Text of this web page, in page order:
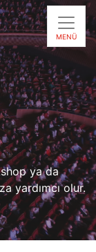
MENÜ
ya da
yardımcı olur.